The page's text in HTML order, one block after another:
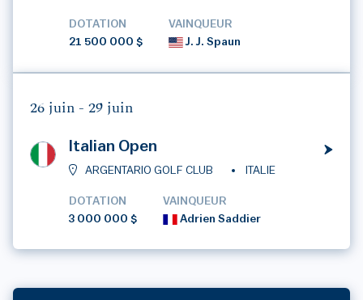
DOTATION
21 500 000 $
VAINQUEUR
J. J. Spaun
26 juin - 29 juin
Italian Open
ARGENTARIO GOLF CLUB ITALIE
DOTATION
3 000 000 $
VAINQUEUR
Adrien Saddier